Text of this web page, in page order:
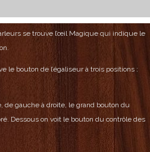
se trouve l’œil Magique qui indique le
le bouton de l’égaliseur à trois positions :
de gauche à droite, le grand bouton du
Dessous on voit le bouton du contrôle des